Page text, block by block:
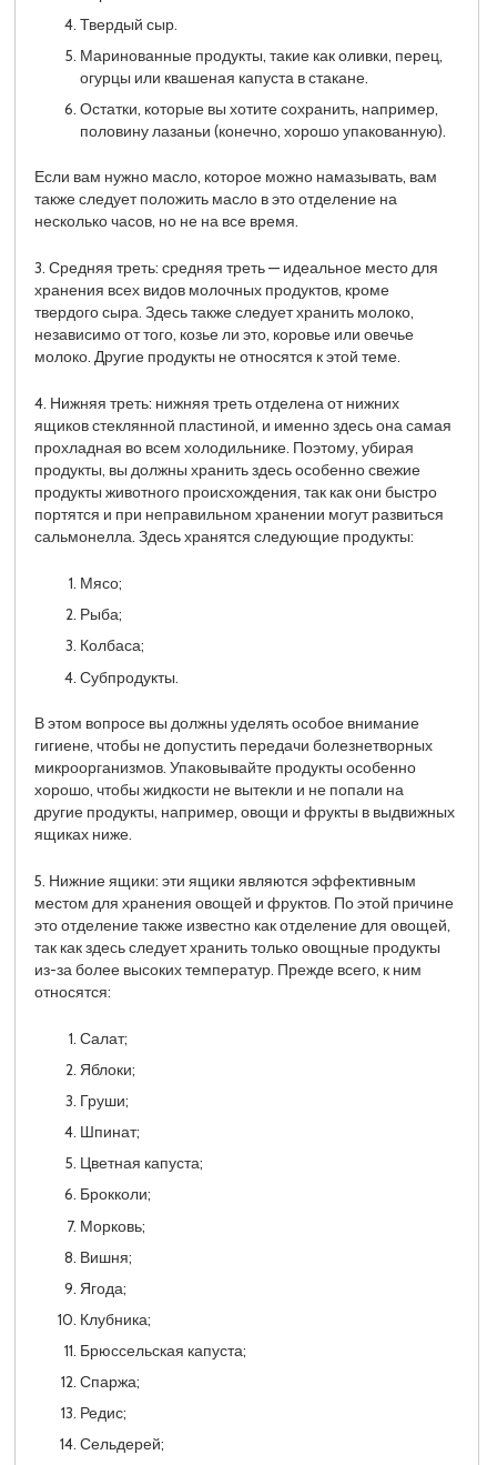
Твердый сыр.
Маринованные продукты, такие как оливки, перец,
огурцы или квашеная капуста в стакане.
Остатки, которые вы хотите сохранить, например,
половину лазаньи (конечно, хорошо упакованную).
Если вам нужно масло, которое можно намазывать, вам
также следует положить масло в это отделение на
несколько часов, но не на все время.
3. Средняя треть: средняя треть — идеальное место для
хранения всех видов молочных продуктов, кроме
твердого сыра. Здесь также следует хранить молоко,
независимо от того, козье ли это, коровье или овечье
молоко. Другие продукты не относятся к этой теме.
4. Нижняя треть: нижняя треть отделена от нижних
ящиков стеклянной пластиной, и именно здесь она самая
прохладная во всем холодильнике. Поэтому, убирая
продукты, вы должны хранить здесь особенно свежие
продукты животного происхождения, так как они быстро
портятся и при неправильном хранении могут развиться
сальмонелла. Здесь хранятся следующие продукты:
Мясо;
Рыба;
Колбаса;
Субпродукты.
В этом вопросе вы должны уделять особое внимание
гигиене, чтобы не допустить передачи болезнетворных
микроорганизмов. Упаковывайте продукты особенно
хорошо, чтобы жидкости не вытекли и не попали на
другие продукты, например, овощи и фрукты в выдвижных
ящиках ниже.
5. Нижние ящики: эти ящики являются эффективным
местом для хранения овощей и фруктов. По этой причине
это отделение также известно как отделение для овощей,
так как здесь следует хранить только овощные продукты
из-за более высоких температур. Прежде всего, к ним
относятся:
Салат;
Яблоки;
Груши;
Шпинат;
Цветная капуста;
Брокколи;
Морковь;
Вишня;
Ягода;
Клубника;
Брюссельская капуста;
Спаржа;
Редис;
Сельдерей;